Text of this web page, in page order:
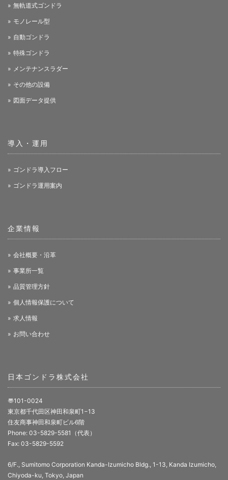
無軌道式ゴンドラ
モノレール型
自動ゴンドラ
特殊ゴンドラ
メンテナンスラダー
その他の設備
図面データ提供
導入・運用
ゴンドラ導入フロー
ゴンドラ運用案内
企業情報
会社概要・沿革
事業所一覧
品質管理方針
個人情報保護について
求人情報
お問い合わせ
日本ゴンドラ株式会社
〠101-0024
東京都千代田区神田和泉町1−13
住友商事神田和泉町ビル6階
Phone: 03-5829-5581（代表）
Fax: 03-5829-5592
6/F., Sumitomo Corporation Kanda-Izumicho Bldg., 1-13, Kanda Izumicho,
Chiyoda-ku, Tokyo, Japan